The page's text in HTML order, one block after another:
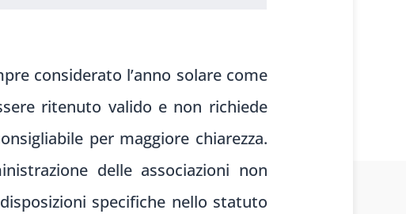
considerato l’anno solare come
ritenuto valido e non richiede
per maggiore chiarezza.
delle associazioni non
specifiche nello statuto